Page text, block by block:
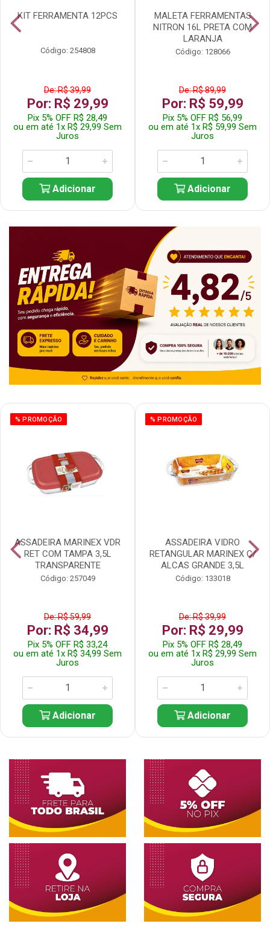
KIT FERRAMENTA 12PCS
Código: 254808
De: R$ 39,99
Por: R$ 29,99
Pix 5% OFF R$ 28,49
ou em até 1x R$ 29,99 Sem
Juros
Adicionar
MALETA FERRAMENTAS
NITRON 16L PRETA COM
LARANJA
Código: 128066
De: R$ 89,99
Por: R$ 59,99
Pix 5% OFF R$ 56,99
ou em até 1x R$ 59,99 Sem
Juros
Adicionar
% PROMOÇÃO
ASSADEIRA MARINEX VDR
RET COM TAMPA 3,5L
TRANSPARENTE
Código: 257049
De: R$ 59,99
Por: R$ 34,99
Pix 5% OFF R$ 33,24
ou em até 1x R$ 34,99 Sem
Juros
Adicionar
% PROMOÇÃO
ASSADEIRA VIDRO
RETANGULAR MARINEX C/
ALCAS GRANDE 3,5L
Código: 133018
De: R$ 39,99
Por: R$ 29,99
Pix 5% OFF R$ 28,49
ou em até 1x R$ 29,99 Sem
Juros
Adicionar